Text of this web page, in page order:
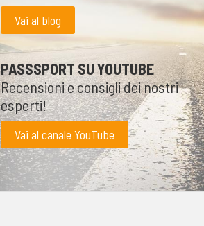
Vai al blog
PASSSPORT SU YOUTUBE
Recensioni e consigli dei nostri
esperti!
Vai al canale YouTube